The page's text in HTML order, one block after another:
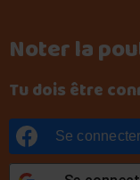
Noter la
Tu dois être
Se